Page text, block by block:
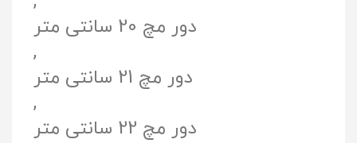
دور مچ 20 سانتی متر
,
دور مچ 21 سانتی متر
,
دور مچ 22 سانتی متر